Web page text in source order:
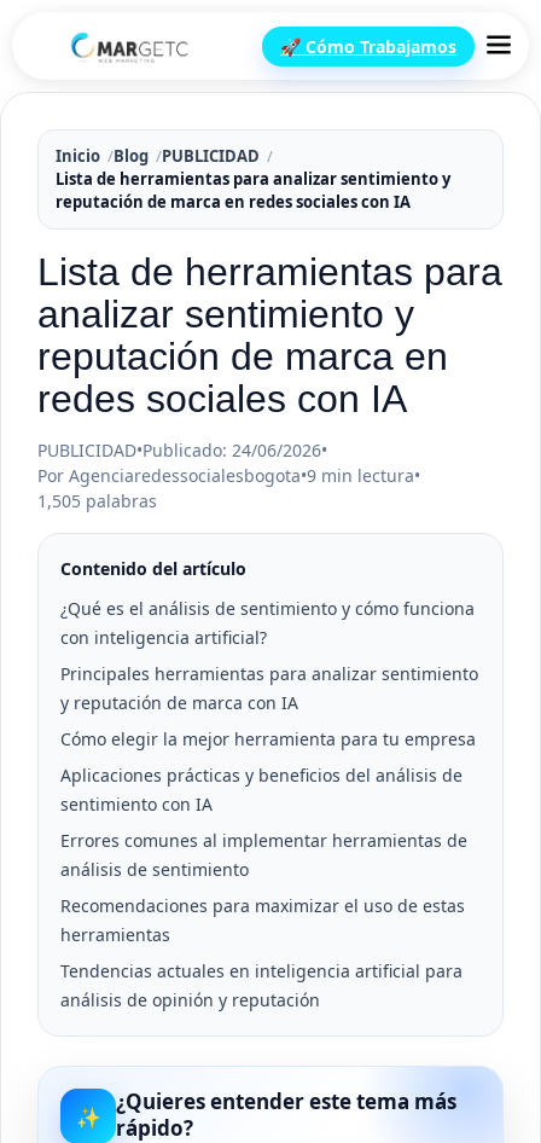
🚀 Cómo Trabajamos
Inicio Blog
PUBLICIDAD
Lista de herramientas para analizar sentimiento y
reputación de marca en redes sociales con IA
Lista de herramientas para
analizar sentimiento y
reputación de marca en
redes sociales con IA
PUBLICIDAD•Publicado: 24/06/2026•
Por Agenciaredessocialesbogota•9 min lectura•
1,505 palabras
Contenido del artículo
¿Qué es el análisis de sentimiento y cómo funciona
con inteligencia artificial?
Principales herramientas para analizar sentimiento
y reputación de marca con IA
Cómo elegir la mejor herramienta para tu empresa
Aplicaciones prácticas y beneficios del análisis de
sentimiento con IA
Errores comunes al implementar herramientas de
análisis de sentimiento
Recomendaciones para maximizar el uso de estas
herramientas
Tendencias actuales en inteligencia artificial para
análisis de opinión y reputación
✨
¿Quieres entender este tema más
rápido?